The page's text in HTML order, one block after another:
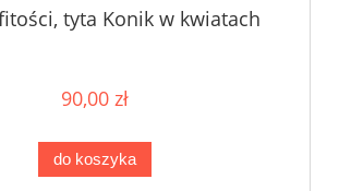
tyta Konik w kwiatach
90,00 zł
do koszyka